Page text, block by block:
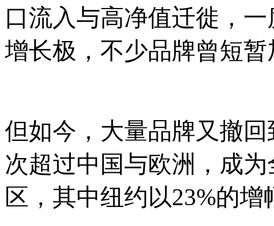
口流入与高净值迁徙，
增长极，不少品牌曾短
但如今，大量品牌又撤
次超过中国与欧洲，成
区，其中纽约以23%的